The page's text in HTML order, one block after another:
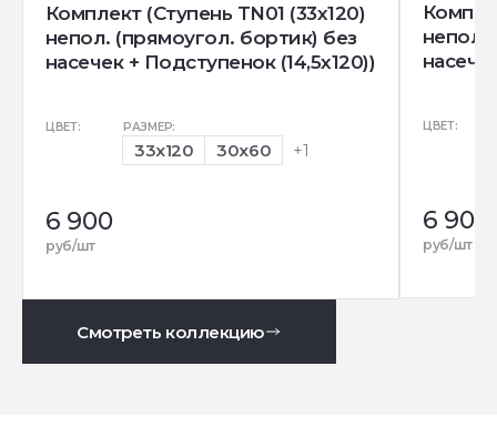
Комплект (Ступень TN01 (33x120)
непол. (прямоугол. бортик) без
насечек + Подступенок (14,5x120))
ЦВЕТ: РАЗМЕР:
33x120 30x60 +1
6 900
руб/шт
непол.
ЦВЕТ:
6 900
руб/шт
Смотреть коллекцию